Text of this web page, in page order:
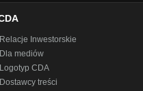
Relacje Inwestorskie
Dla mediów
Logotyp CDA
Dostawcy treści